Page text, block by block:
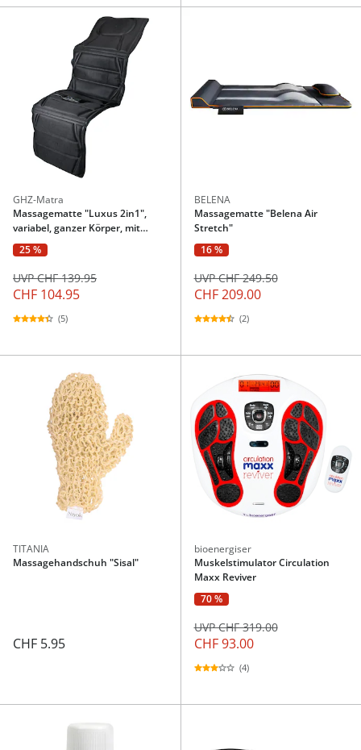
GHZ-Matra
Massagematte "Luxus 2in1",
variabel, ganzer Körper, mit
Wärmefunktion
25 %
CHF 104.95
UVP CHF 139.95
(5)
BELENA
Massagematte "Belena Air
Stretch"
16 %
CHF 209.00
UVP CHF 249.50
(2)
TITANIA
Massagehandschuh "Sisal"
CHF 5.95
bioenergiser
Muskelstimulator Circulation
Maxx Reviver
70 %
CHF 93.00
UVP CHF 319.00
(4)